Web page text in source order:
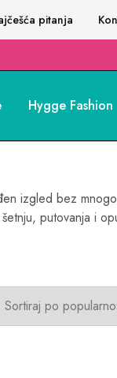
pitanja
Hygge Fashion
izgled bez mnogo
putovanja i